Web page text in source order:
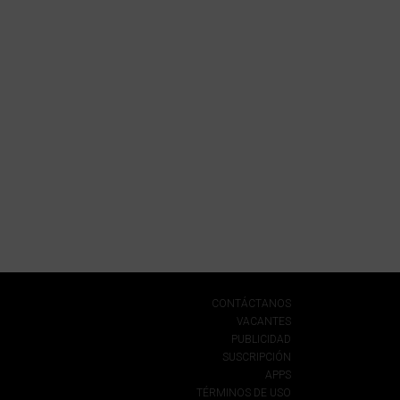
CONTÁCTANOS
VACANTES
PUBLICIDAD
SUSCRIPCIÓN
APPS
TÉRMINOS DE USO